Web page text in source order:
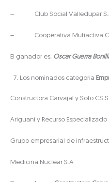
– Club Social Valledupar
– Cooperativa Mutiactiva
El ganador es: Oscar Guerra
Los nominados categoría
Constructora Carvajal y Soto CS
Ariguaní y Recurso Especializado
Grupo empresarial de
Medicina Nuclear S.A